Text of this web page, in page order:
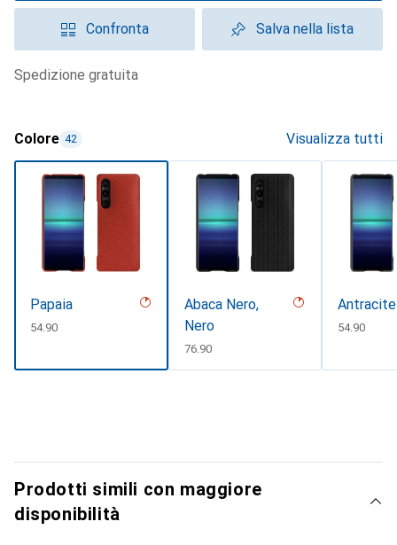
Confronta Salva nella lista
spedizione gratuita
Colore 42 Visualizza tutti
Papaia
CHF
54.90
Abaca Nero,
Nero
CHF
76.90
Antracite
CHF
54.90
Prodotti simili con maggiore
disponibilità